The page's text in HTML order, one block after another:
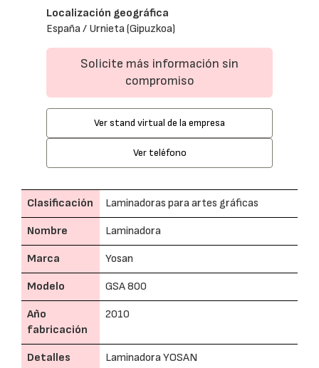
Localización geográfica
España / Urnieta (Gipuzkoa)
Solicite más información sin
compromiso
Ver stand virtual de la empresa
Ver teléfono
Clasificación Laminadoras para artes gráficas
Nombre Laminadora
Marca Yosan
Modelo GSA 800
Año
fabricación
2010
Detalles
Laminadora YOSAN